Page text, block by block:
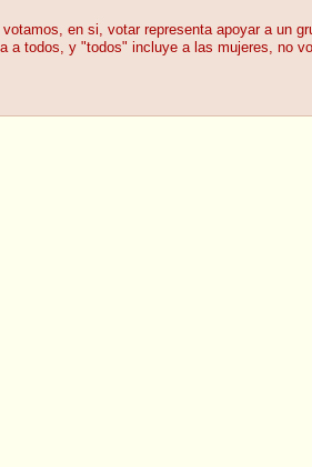
en si, votar representa apoyar a un
todos, y "todos" incluye a las mujeres, no